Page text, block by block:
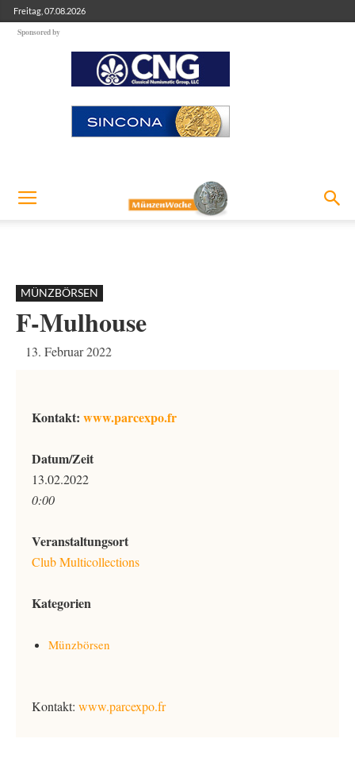
Freitag, 07.08.2026
Sponsored by
MÜNZBÖRSEN
F-Mulhouse
13. Februar 2022
Kontakt: www.parcexpo.fr
Datum/Zeit
13.02.2022
0:00
Veranstaltungsort
Club Multicollections
Kategorien
Münzbörsen
Kontakt: www.parcexpo.fr